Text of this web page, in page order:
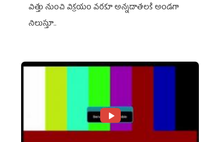
విత్తు నుంచి విక్రయం వరకూ అన్నదాతలకి అండగా
నిలుస్తూ..